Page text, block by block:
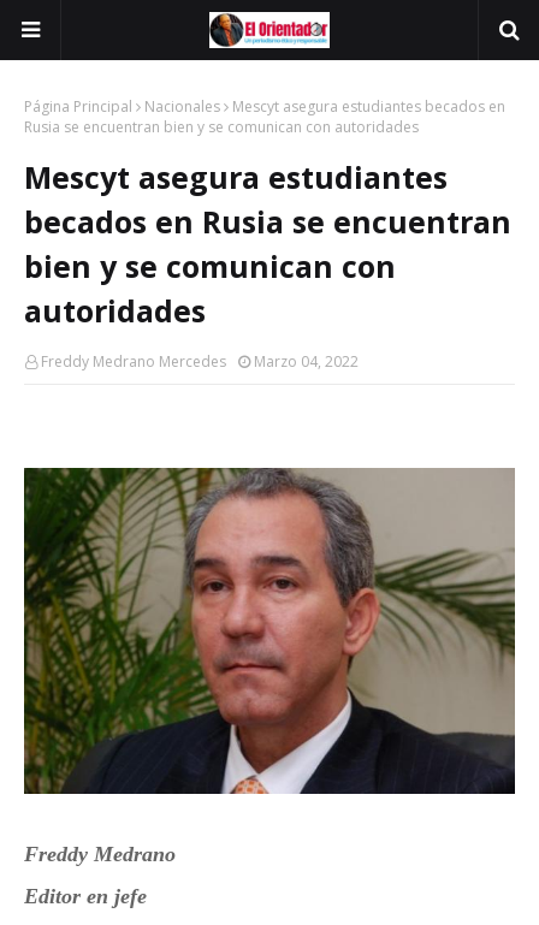
Página Principal Nacionales
Mescyt asegura estudiantes becados en
Rusia se encuentran bien y se comunican con autoridades
Mescyt asegura estudiantes
becados en Rusia se encuentran
bien y se comunican con
autoridades
Freddy Medrano Mercedes Marzo 04, 2022
Freddy Medrano
Editor en jefe